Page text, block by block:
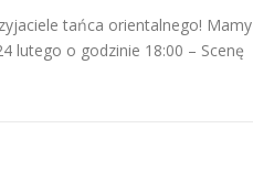
tańca orientalnego! Mamy
lutego o godzinie 18:00 – Scenę